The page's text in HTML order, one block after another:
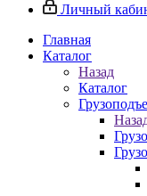
Личный
Главная
Каталог
Назад
Каталог